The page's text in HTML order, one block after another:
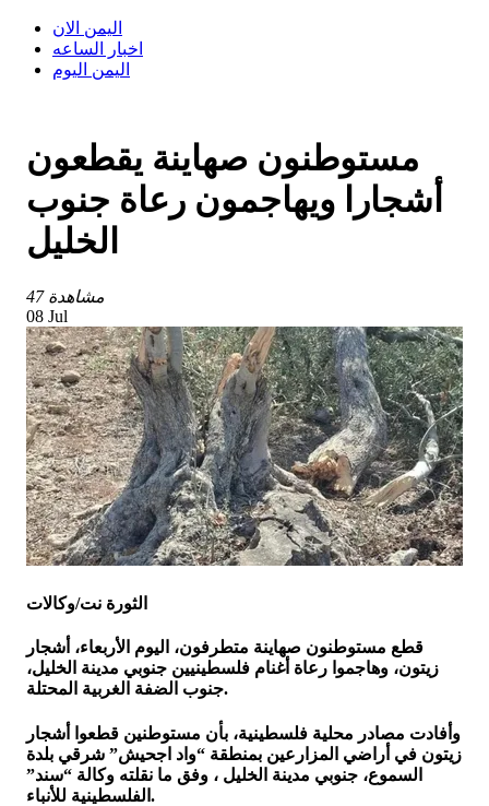
اليمن الان
اخبار الساعه
اليمن اليوم
مستوطنون صهاينة يقطعون
أشجارا ويهاجمون رعاة جنوب
الخليل
47 مشاهدة
08 Jul
الثورة نت/وكالات
قطع مستوطنون صهاينة متطرفون، اليوم الأربعاء، أشجار
زيتون، وهاجموا رعاة أغنام فلسطينيين جنوبي مدينة الخليل،
جنوب الضفة الغربية المحتلة.
وأفادت مصادر محلية فلسطينية، بأن مستوطنين قطعوا أشجار
زيتون في أراضي المزارعين بمنطقة “واد اجحيش” شرقي بلدة
السموع، جنوبي مدينة الخليل ، وفق ما نقلته وكالة “سند”
الفلسطينية للأنباء.